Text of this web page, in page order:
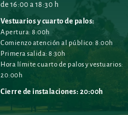
de 16:00 a 18:30 h
Vestuarios y cuarto de palos:
Apertura: 8:00h
Comienzo atención al público: 8:00h
Primera salida: 8:30h
Hora límite cuarto de palos y vestuarios:
20:00h
Cierre de instalaciones: 20:00h